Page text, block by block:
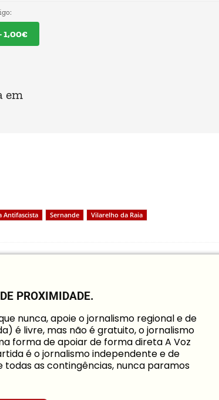
em
Antifascista Sernande Vilarelho da Raia
PROXIMIDADE.
nunca, apoie o jornalismo regional e de
é livre, mas não é gratuito, o jornalismo
forma de apoiar de forma direta A Voz
é o jornalismo independente e de
todas as contingências, nunca paramos